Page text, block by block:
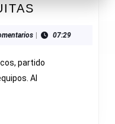
VS
| 07:29
partido
Al